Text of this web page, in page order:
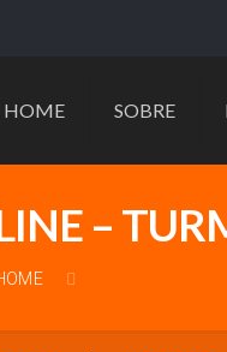
HOME SOBRE
–